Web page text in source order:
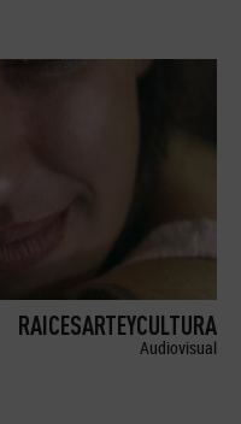
RAICESARTEYCULTURA
Audiovisual